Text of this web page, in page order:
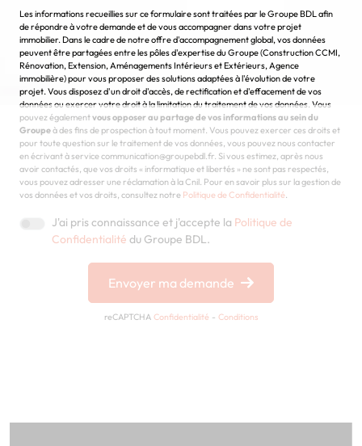
Chargement...
Les informations recueillies sur ce formulaire sont traitées par le Groupe BDL afin
de répondre à votre demande et de vous accompagner dans votre projet
immobilier. Dans le cadre de notre offre d'accompagnement global, vos données
peuvent être partagées entre les pôles d'expertise du Groupe (Construction CCMI,
Rénovation, Extension, Aménagements Intérieurs et Extérieurs, Agence
immobilière) pour vous proposer des solutions adaptées à l'évolution de votre
projet. Vous disposez d'un droit d'accès, de rectification et d'effacement de vos
données ou exercer votre droit à la limitation du traitement de vos données. Vous
pouvez égalementvous opposer au partage de vos informations au sein du
Groupeà des fins de prospection à tout moment. Vous pouvez exercer ces droits et
pour toute question sur le traitement de vos données, vous pouvez nous contacter
en écrivant à service communication@groupebdl.fr. Si vous estimez, après nous
avoir contactés, que vos droits « informatique et libertés » ne sont pas respectés,
vous pouvez adresser une réclamation à la Cnil. Pour en savoir plus sur la gestion de
vos données et vos droits, consultez notre Politique de Confidentialité
J'ai pris connaissance et j'accepte la Politique de
Confidentialité du Groupe BDL.
Envoyer ma demande
reCAPTCHA Confidentialité - Conditions